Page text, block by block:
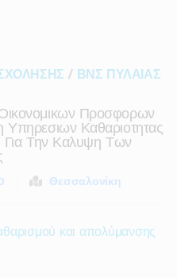
/ ΒΝΣ ΠΥΛΑΙΑΣ
Προσφορων
Καθαριοτητας
Για Την Καλυψη Των
Θεσσαλονίκη
και απολύμανσης